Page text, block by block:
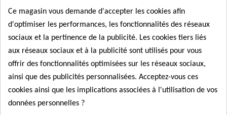
neuve et garantie 2 ans. Ce composant électronique
remplace la référence d'origine 55353807(ainsi que
Opel 1338246, 1338369, Chevrolet 55563530) pour une
mesure exacte de la température moteur.
✅
Compatibilité
:
Large parc Opel, Chevrolet, Alfa
Romeo et Fiat.
✅
Symptômes
résolus :
Voyant de température défectueux,
déclenchement incorrect du
Commander
Ce magasin vous demande d'accepter les cookies afin
d'optimiser les performances, les fonctionnalités des réseaux
sociaux et la pertinence de la publicité. Les cookies tiers liés
aux réseaux sociaux et à la publicité sont utilisés pour vous
offrir des fonctionnalités optimisées sur les réseaux sociaux,
ainsi que des publicités personnalisées. Acceptez-vous ces
cookies ainsi que les implications associées à l'utilisation de vos
données personnelles ?